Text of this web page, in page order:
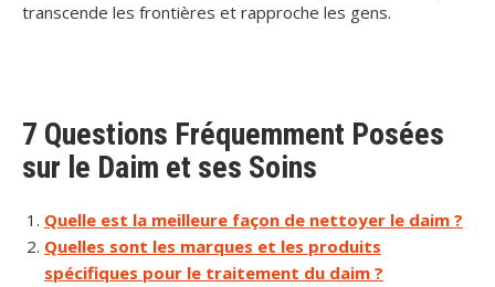
transcende les frontières et rapproche les gens.
7 Questions Fréquemment Posées
sur le Daim et ses Soins
Quelle est la meilleure façon de nettoyer le daim ?
Quelles sont les marques et les produits
spécifiques pour le traitement du daim ?